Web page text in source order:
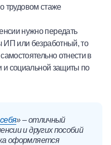
трудовом стаже
нужно передать
ИП или безработный, то
отнести в
и социальной защиты по
» – отличный
и других пособий
оформляется